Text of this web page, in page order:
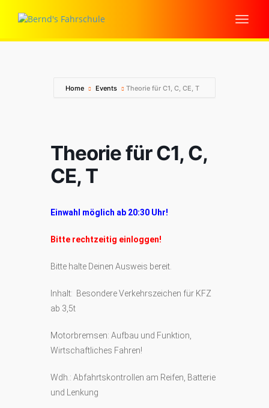
Home Events Theorie für C1, C, CE, T
Theorie für C1, C,
CE, T
Einwahl möglich ab 20:30 Uhr!
Bitte rechtzeitig einloggen!
Bitte halte Deinen Ausweis bereit.
Inhalt: Besondere Verkehrszeichen für KFZ
ab 3,5t
Motorbremsen: Aufbau und Funktion,
Wirtschaftliches Fahren!
Wdh.: Abfahrtskontrollen am Reifen, Batterie
und Lenkung